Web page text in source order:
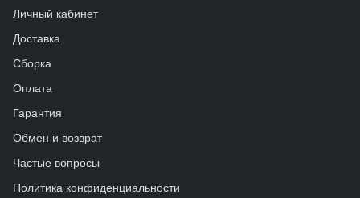
Личный кабинет
Доставка
Сборка
Оплата
Гарантия
Обмен и возврат
Частые вопросы
Политика конфиденциальности